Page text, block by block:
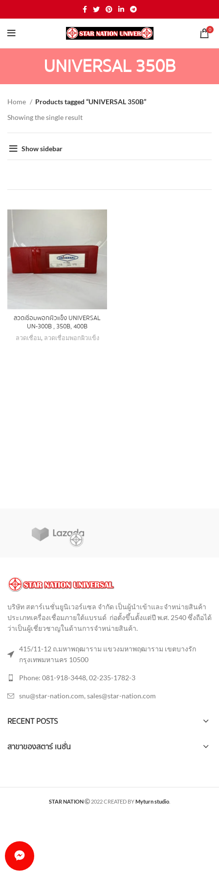
0
UNIVERSAL 350B
Home
Products tagged “UNIVERSAL 350B”
Showing the single result
Show sidebar
ลวดเชื่อมพอกผิวแข็ง UNIVERSAL
UN-300B , 350B, 400B
ลวดเชื่อม, ลวดเชื่อมพอกผิวแข็ง
บริษัท สตาร์เนชั่นยูนิเวอร์แซล จำกัด เป็นผู้นำเข้าและจำหน่ายสินค้า
ประเภทเครื่องเชื่อมภายใต้แบรนด์ ก่อตั้งขึ้นตั้งแต่ปี พ.ศ. 2540 ซึ่งถือได้
ว่าเป็นผู้เชี่ยวชาญในด้านการจำหน่ายสินค้า.
415/11-12 ถ.มหาพฤฒาราม แขวงมหาพฤฒาราม เขตบางรัก
กรุงเทพมหานคร 10500
Phone: 081-918-3448, 02-235-1782-3
snu@star-nation.com, sales@star-nation.com
RECENT POSTS
สาขาของสตาร์ เนชั่น
STAR NATION 2022 CREATED BYMyturn studio